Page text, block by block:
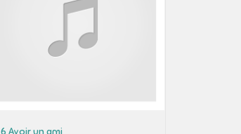
6 Avoir un ami